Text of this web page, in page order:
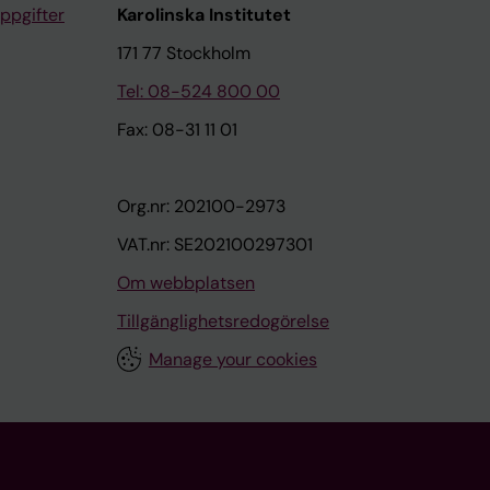
Karolinska Institutet
171 77 Stockholm
Tel: 08-524 800 00
Fax: 08-31 11 01
Org.nr: 202100-2973
VAT.nr: SE202100297301
Om webbplatsen
Tillgänglighetsredogörelse
Manage your cookies